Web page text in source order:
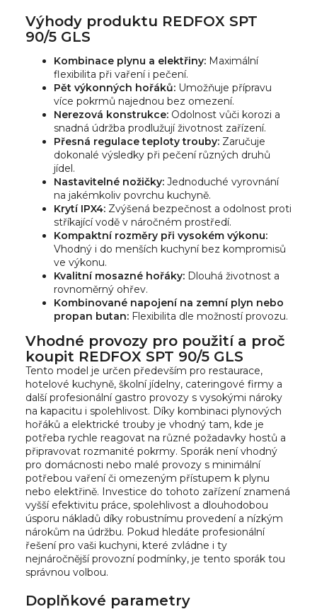
Výhody produktu REDFOX SPT
90/5 GLS
Kombinace plynu a elektřiny: Maximální
flexibilita při vaření i pečení.
Pět výkonných hořáků: Umožňuje přípravu
více pokrmů najednou bez omezení.
Nerezová konstrukce: Odolnost vůči korozi a
snadná údržba prodlužují životnost zařízení.
Přesná regulace teploty trouby: Zaručuje
dokonalé výsledky při pečení různých druhů
jídel.
Nastavitelné nožičky: Jednoduché vyrovnání
na jakémkoliv povrchu kuchyně.
Krytí IPX4: Zvýšená bezpečnost a odolnost proti
stříkající vodě v náročném prostředí.
Kompaktní rozměry při vysokém výkonu:
Vhodný i do menších kuchyní bez kompromisů
ve výkonu.
Kvalitní mosazné hořáky: Dlouhá životnost a
rovnoměrný ohřev.
Kombinované napojení na zemní plyn nebo
propan butan: Flexibilita dle možností provozu.
Vhodné provozy pro použití a proč
koupit REDFOX SPT 90/5 GLS
Tento model je určen především pro restaurace,
hotelové kuchyně, školní jídelny, cateringové firmy a
další profesionální gastro provozy s vysokými nároky
na kapacitu i spolehlivost. Díky kombinaci plynových
hořáků a elektrické trouby je vhodný tam, kde je
potřeba rychle reagovat na různé požadavky hostů a
připravovat rozmanité pokrmy. Sporák není vhodný
pro domácnosti nebo malé provozy s minimální
potřebou vaření či omezeným přístupem k plynu
nebo elektřině. Investice do tohoto zařízení znamená
vyšší efektivitu práce, spolehlivost a dlouhodobou
úsporu nákladů díky robustnímu provedení a nízkým
nárokům na údržbu. Pokud hledáte profesionální
řešení pro vaši kuchyni, které zvládne i ty
nejnáročnější provozní podmínky, je tento sporák tou
správnou volbou.
Doplňkové parametry